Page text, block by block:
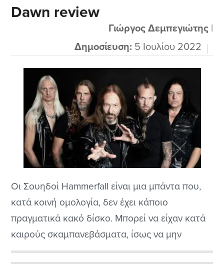
πολύ, η ιστορία τους είναι γνωστή: το μπαμ
που έγινε το 1997 με το ντεμπούτο τους, «Glory
Dawn review
Γιώργος Δεμπεγιώτης|
Δημοσίευση: 5 Ιουλίου 2022
Οι Σουηδοί Hammerfall είναι μια μπάντα που,
κατά κοινή ομολογία, δεν έχει κάποιο
πραγματικά κακό δίσκο. Μπορεί να είχαν κατά
καιρούς σκαμπανεβάσματα, ίσως να μην
ξεπέρασαν ποτέ το σπουδαίο ντεμπούτο τους